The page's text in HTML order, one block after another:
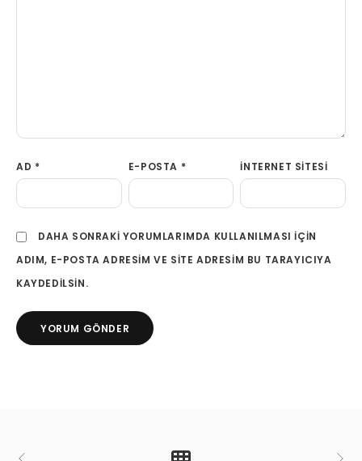
AD * E-POSTA * İNTERNET SITESI
DAHA SONRAKI YORUMLARIMDA KULLANILMASI IÇIN
ADIM, E-POSTA ADRESIM VE SITE ADRESIM BU TARAYICIYA
KAYDEDILSIN.